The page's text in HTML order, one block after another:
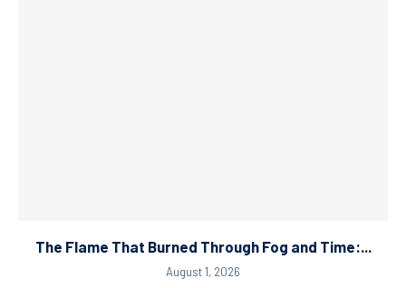
The Flame That Burned Through Fog and Time:...
August 1, 2026